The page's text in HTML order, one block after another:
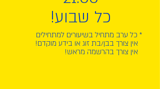
כל שבוע!
* כל ערב מתחיל בשיעורים למתחילים
אין צורך בבן/בת זוג או בידע מוקדם!
אין צורך בהרשמה מראש!